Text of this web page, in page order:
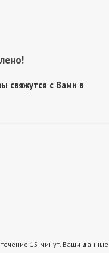
свяжутся с Вами в
15 минут. Ваши данные